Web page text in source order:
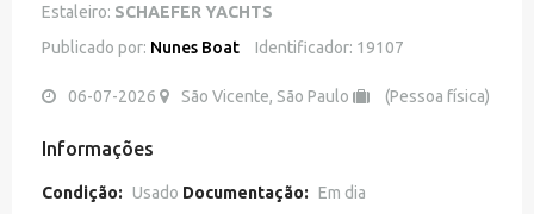
Estaleiro: SCHAEFER YACHTS
Publicado por: Nunes Boat Identificador: 19107
06-07-2026 São Vicente, São Paulo (Pessoa física)
Informações
Condição: Usado Documentação: Em dia